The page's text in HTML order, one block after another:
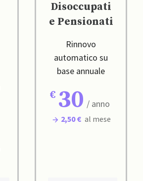
Disoccupati
e Pensionati
Rinnovo
automatico su
base annuale
30 / anno
2,50 € al mese